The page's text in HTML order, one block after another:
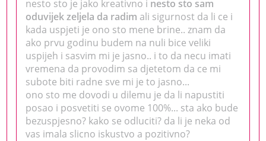
nesto sto je jako kreativno i nesto sto sam
oduvijek zeljela da radim ali sigurnost da li ce i
kada uspjeti je ono sto mene brine.. znam da
ako prvu godinu budem na nuli bice veliki
uspijeh i sasvim mi je jasno.. i to da necu imati
vremena da provodim sa djetetom da ce mi
subote biti radne sve mi je to jasno...
ono sto me dovodi u dilemu je da li napustiti
posao i posvetiti se ovome 100%... sta ako bude
bezuspjesno? kako se odluciti? da li je neka od
vas imala slicno iskustvo a pozitivno?